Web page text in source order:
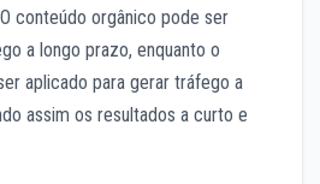
conteúdo orgânico pode ser
a longo prazo, enquanto o
aplicado para gerar tráfego a
assim os resultados a curto e